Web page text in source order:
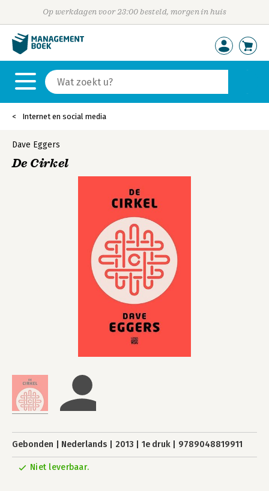
Op werkdagen voor 23:00 besteld, morgen in huis
Internet en social media
Dave Eggers
De Cirkel
Gebonden Nederlands 2013 1e druk 9789048819911
Niet leverbaar.